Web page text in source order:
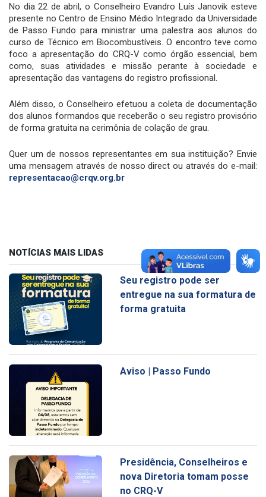
No dia 22 de abril, o Conselheiro Evandro Luís Janovik esteve
presente no Centro de Ensino Médio Integrado da Universidade
de Passo Fundo para ministrar uma palestra aos alunos do
curso de Técnico em Biocombustíveis. O encontro teve como
foco a apresentação do CRQ-V como órgão essencial, bem
como, suas atividades e missão perante à sociedade e
apresentação das vantagens do registro profissional.
Além disso, o Conselheiro efetuou a coleta de documentação
dos alunos formandos que receberão o seu registro provisório
de forma gratuita na cerimônia de colação de grau.
Quer um de nossos representantes em sua instituição? Envie
uma mensagem através de nosso direct ou através do e-mail:
representacao@crqv.org.br
NOTÍCIAS MAIS LIDAS
Seu registro pode ser
entregue na sua formatura de
forma gratuita
Aviso | Passo Fundo
Presidência, Conselheiros e
nova Diretoria tomam posse
no CRQ-V